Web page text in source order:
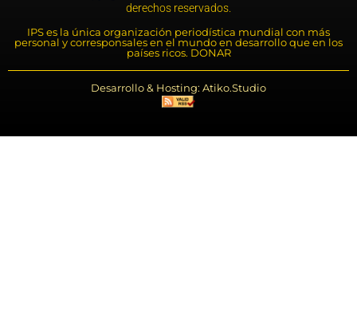
derechos reservados.
IPS es la única organización periodística mundial con más
personal y corresponsales en el mundo en desarrollo que en los
países ricos. DONAR
Desarrollo & Hosting: Atiko.Studio